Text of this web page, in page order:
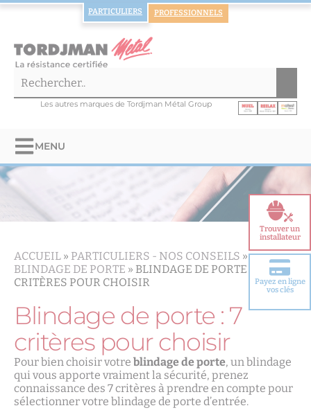
PARTICULIERS PROFESSIONNELS
Les autres marques de Tordjman Métal Group
MENU
Trouver un
installateur
Choisir votre
Payez en ligne
vos clés
ACCUEIL » PARTICULIERS - NOS CONSEILS »
BLINDAGE DE PORTE » BLINDAGE DE PORTE : 7
CRITÈRES POUR CHOISIR
Blindage de porte : 7
critères pour choisir
Pour bien choisir votre blindage de porte, un blindage
qui vous apporte vraiment la sécurité, prenez
connaissance des 7 critères à prendre en compte pour
sélectionner votre blindage de porte d’entrée.